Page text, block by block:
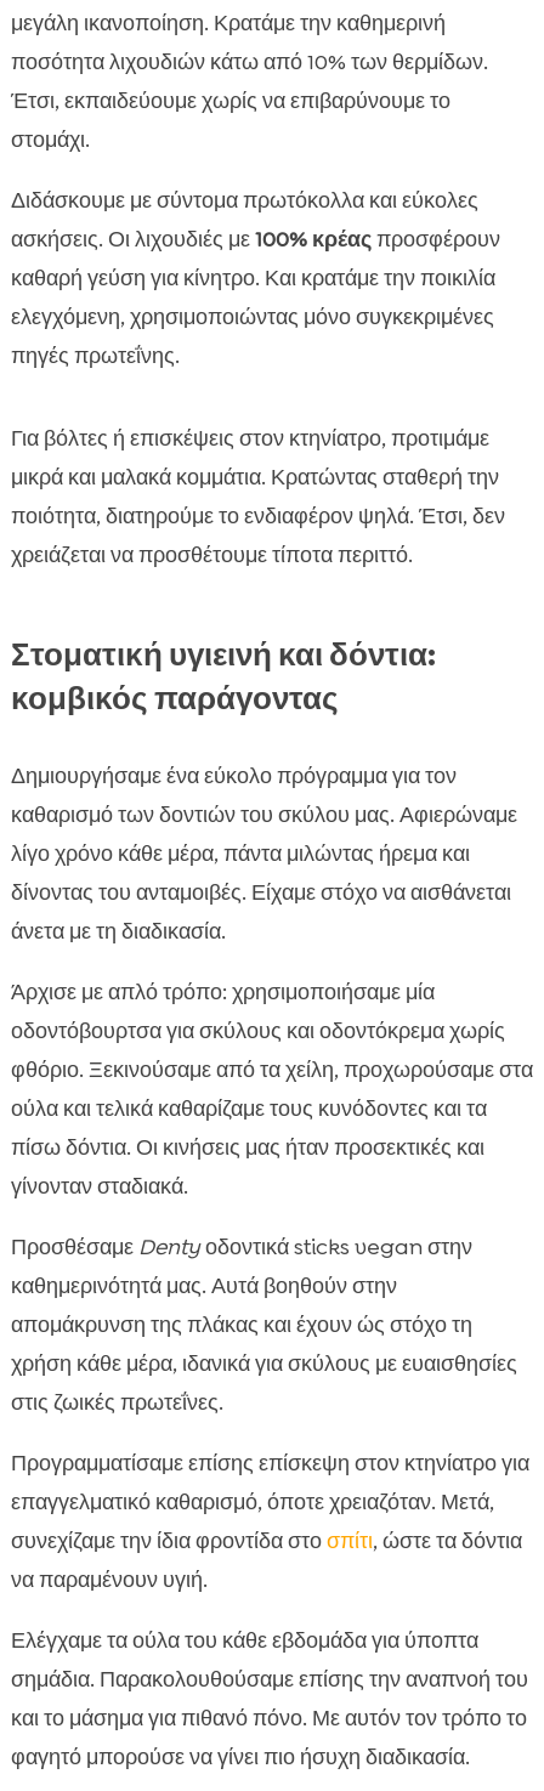
μεγάλη ικανοποίηση. Κρατάμε την καθημερινή
ποσότητα λιχουδιών κάτω από 10% των θερμίδων.
Έτσι, εκπαιδεύουμε χωρίς να επιβαρύνουμε το
στομάχι.
Διδάσκουμε με σύντομα πρωτόκολλα και εύκολες
ασκήσεις. Οι λιχουδιές με100% κρέαςπροσφέρουν
καθαρή γεύση για κίνητρο. Και κρατάμε την ποικιλία
ελεγχόμενη, χρησιμοποιώντας μόνο συγκεκριμένες
πηγές πρωτεΐνης.
Για βόλτες ή επισκέψεις στον κτηνίατρο, προτιμάμε
μικρά και μαλακά κομμάτια. Κρατώντας σταθερή την
ποιότητα, διατηρούμε το ενδιαφέρον ψηλά. Έτσι, δεν
χρειάζεται να προσθέτουμε τίποτα περιττό.
Στοματική υγιεινή και δόντια:
κομβικός παράγοντας
Δημιουργήσαμε ένα εύκολο πρόγραμμα για τον
καθαρισμό των δοντιών του σκύλου μας. Αφιερώναμε
λίγο χρόνο κάθε μέρα, πάντα μιλώντας ήρεμα και
δίνοντας του ανταμοιβές. Είχαμε στόχο να αισθάνεται
άνετα με τη διαδικασία.
Άρχισε με απλό τρόπο: χρησιμοποιήσαμε μία
οδοντόβουρτσα για σκύλους και οδοντόκρεμα χωρίς
φθόριο. Ξεκινούσαμε από τα χείλη, προχωρούσαμε στα
ούλα και τελικά καθαρίζαμε τους κυνόδοντες και τα
πίσω δόντια. Οι κινήσεις μας ήταν προσεκτικές και
γίνονταν σταδιακά.
Προσθέσαμε Dentyοδοντικά sticks vegan στην
καθημερινότητά μας. Αυτά βοηθούν στην
απομάκρυνση της πλάκας και έχουν ώς στόχο τη
χρήση κάθε μέρα, ιδανικά για σκύλους με ευαισθησίες
στις ζωικές πρωτεΐνες.
Προγραμματίσαμε επίσης επίσκεψη στον κτηνίατρο για
επαγγελματικό καθαρισμό, όποτε χρειαζόταν. Μετά,
συνεχίζαμε την ίδια φροντίδα στοσπίτι, ώστε τα δόντια
να παραμένουν υγιή.
Ελέγχαμε τα ούλα του κάθε εβδομάδα για ύποπτα
σημάδια. Παρακολουθούσαμε επίσης την αναπνοή του
και το μάσημα για πιθανό πόνο. Με αυτόν τον τρόπο το
φαγητό μπορούσε να γίνει πιο ήσυχη διαδικασία.